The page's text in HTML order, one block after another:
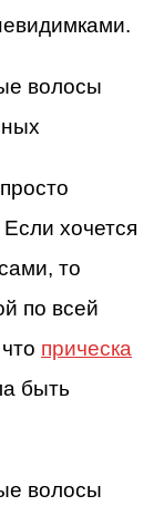
хочется
то
по всей
прическа
быть